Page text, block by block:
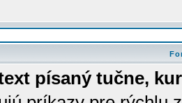
písaný tučne,